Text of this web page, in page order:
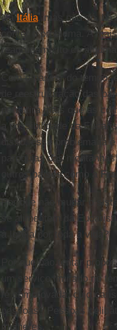
NaItália, mas não só, há
conter o problema. A
reagrupamento de
Com o passar do tempo,
de reestruturação das
permitirá mais que as
a possibilidade da
disso, esse problema já
paróquias das
outros países como a
Por que não mudar o
se alimentem da
à Igreja por toda a vida?
Por que não tentar
um serviço limitado no
fé comprovada, cujo
pessoas? Pessoas
mulheres.